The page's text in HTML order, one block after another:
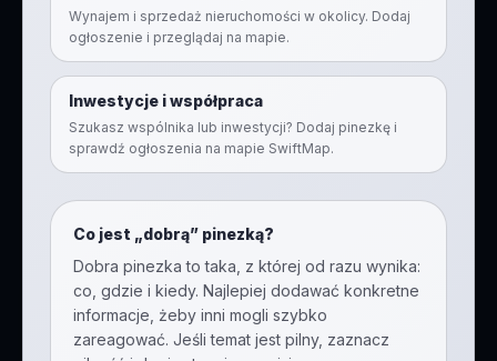
Wynajem i sprzedaż nieruchomości w okolicy. Dodaj
ogłoszenie i przeglądaj na mapie.
Inwestycje i współpraca
Szukasz wspólnika lub inwestycji? Dodaj pinezkę i
sprawdź ogłoszenia na mapie SwiftMap.
Co jest „dobrą” pinezką?
Dobra pinezka to taka, z której od razu wynika:
co, gdzie i kiedy. Najlepiej dodawać konkretne
informacje, żeby inni mogli szybko
zareagować. Jeśli temat jest pilny, zaznacz